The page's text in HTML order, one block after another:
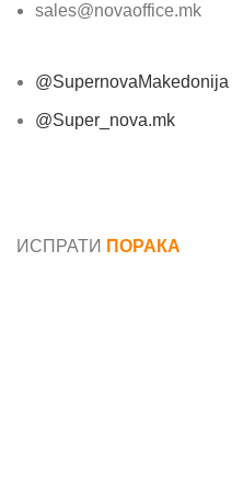
sales@novaoffice.mk
@SupernovaMakedonija
@Super_nova.mk
ИСПРАТИ ПОРАКА